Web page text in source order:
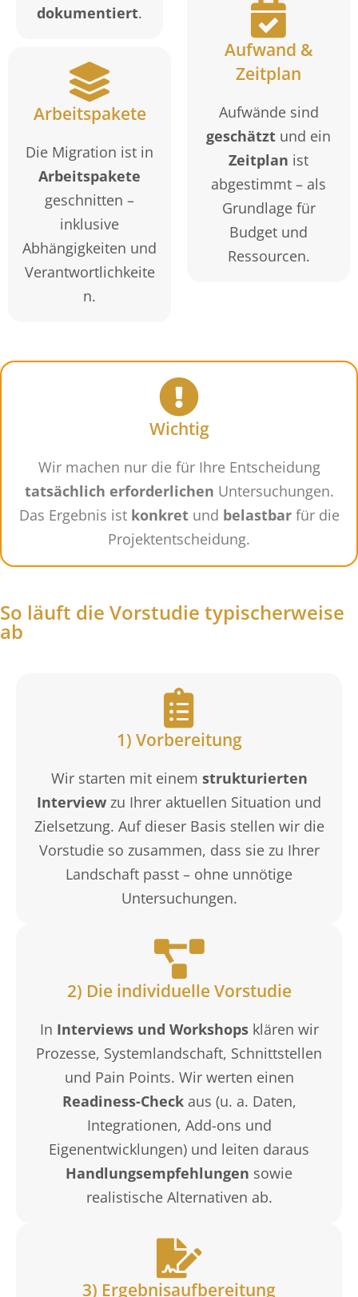
dokumentiert.
Arbeitspakete
Die Migration ist in
Arbeitspakete
geschnitten –
inklusive
Abhängigkeiten und
Verantwortlichkeite
n.
Aufwand &
Zeitplan
Aufwände sind
geschätzt und ein
Zeitplan ist
abgestimmt – als
Grundlage für
Budget und
Ressourcen.
Wichtig
Wir machen nur die für Ihre Entscheidung
tatsächlich erforderlichen Untersuchungen.
Das Ergebnis ist konkretund belastbarfür die
Projektentscheidung.
So läuft die Vorstudie typischerweise
ab
1) Vorbereitung
Wir starten mit einem strukturierten
Interview zu Ihrer aktuellen Situation und
Zielsetzung. Auf dieser Basis stellen wir die
Vorstudie so zusammen, dass sie zu Ihrer
Landschaft passt – ohne unnötige
Untersuchungen.
2) Die individuelle Vorstudie
In Interviews und Workshopsklären wir
Prozesse, Systemlandschaft, Schnittstellen
und Pain Points. Wir werten einen
Readiness-Checkaus (u. a. Daten,
Integrationen, Add-ons und
Eigenentwicklungen) und leiten daraus
Handlungsempfehlungen sowie
realistische Alternativen ab.
3) Ergebnisaufbereitung